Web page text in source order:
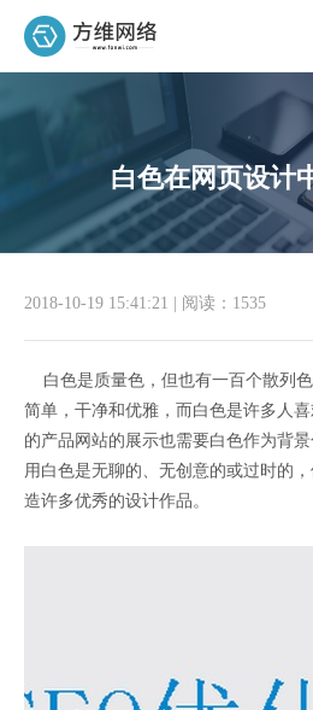
白色在网页设计
2018-10-19 15:41:21 阅读：1535
白色是质量色，但也有一百个散列
简单，干净和优雅，而白色是许多人
的产品网站的展示也需要白色作为背
用白色是无聊的、无创意的或过时的
造许多优秀的设计作品。